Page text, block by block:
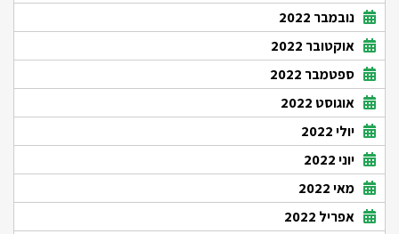
נובמבר 2022
אוקטובר 2022
ספטמבר 2022
אוגוסט 2022
יולי 2022
יוני 2022
מאי 2022
אפריל 2022